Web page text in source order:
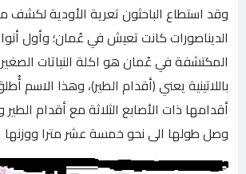
وقد استطاع الباحثون تعرية الأودية
الديناصورات كانت تعيش في عُمان؛ وأول
المكتشفة في عُمان هو اكلة النباتات
باللاتينية يعني (أقدام الطير)، وهذا الاسم
أقدامها ذات الأصابع الثلاثة مع أقدام
وصل طولها الى نحو خمسة عشر مترا